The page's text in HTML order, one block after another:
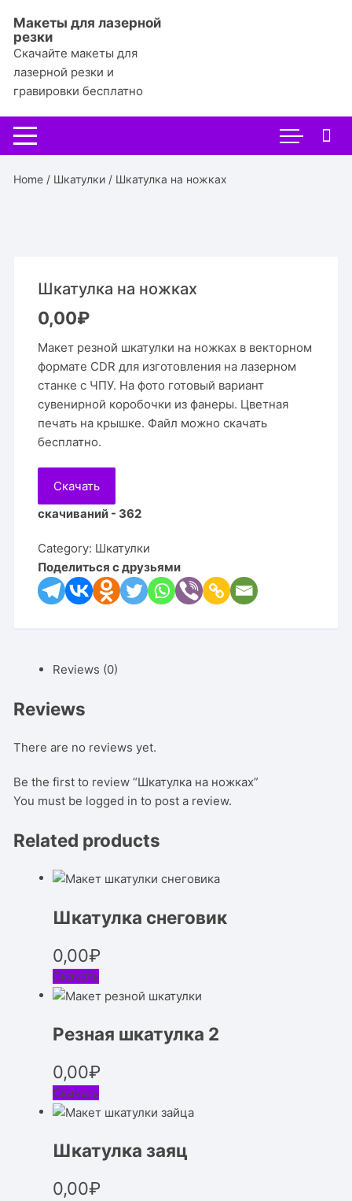
содержимому
Макеты для лазерной
резки
Скачайте макеты для
лазерной резки и
гравировки бесплатно
Home / Шкатулки / Шкатулка на ножках
Шкатулка на ножках
0,00₽
Макет резной шкатулки на ножках в векторном
формате CDR для изготовления на лазерном
станке с ЧПУ. На фото готовый вариант
сувенирной коробочки из фанеры. Цветная
печать на крышке. Файл можно скачать
бесплатно.
Скачать
скачиваний - 362
Category: Шкатулки
Поделиться с друзьями
Reviews (0)
Reviews
There are no reviews yet.
Be the first to review “Шкатулка на ножках”
You must be logged in to post a review.
Related products
Шкатулка снеговик
0,00₽
Скачать
Резная шкатулка 2
0,00₽
Скачать
Шкатулка заяц
0,00₽